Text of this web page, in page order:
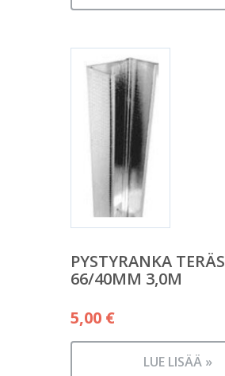
PYSTYRANKA TERÄS
66/40MM 3,0M
5,00 €
LUE LISÄÄ »